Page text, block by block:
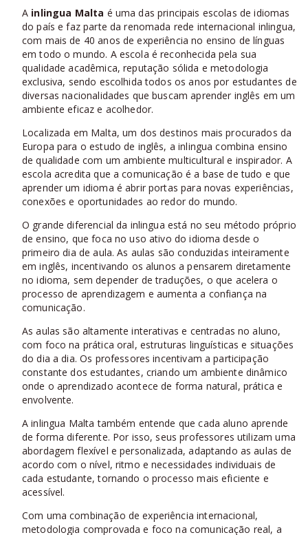
A inlingua Malta é uma das principais escolas de idiomas
do país e faz parte da renomada rede internacional inlingua,
com mais de 40 anos de experiência no ensino de línguas
em todo o mundo. A escola é reconhecida pela sua
qualidade acadêmica, reputação sólida e metodologia
exclusiva, sendo escolhida todos os anos por estudantes de
diversas nacionalidades que buscam aprender inglês em um
ambiente eficaz e acolhedor.
Localizada em Malta, um dos destinos mais procurados da
Europa para o estudo de inglês, a inlingua combina ensino
de qualidade com um ambiente multicultural e inspirador. A
escola acredita que a comunicação é a base de tudo e que
aprender um idioma é abrir portas para novas experiências,
conexões e oportunidades ao redor do mundo.
O grande diferencial da inlingua está no seu método próprio
de ensino, que foca no uso ativo do idioma desde o
primeiro dia de aula. As aulas são conduzidas inteiramente
em inglês, incentivando os alunos a pensarem diretamente
no idioma, sem depender de traduções, o que acelera o
processo de aprendizagem e aumenta a confiança na
comunicação.
As aulas são altamente interativas e centradas no aluno,
com foco na prática oral, estruturas linguísticas e situações
do dia a dia. Os professores incentivam a participação
constante dos estudantes, criando um ambiente dinâmico
onde o aprendizado acontece de forma natural, prática e
envolvente.
A inlingua Malta também entende que cada aluno aprende
de forma diferente. Por isso, seus professores utilizam uma
abordagem flexível e personalizada, adaptando as aulas de
acordo com o nível, ritmo e necessidades individuais de
cada estudante, tornando o processo mais eficiente e
acessível.
Com uma combinação de experiência internacional,
metodologia comprovada e foco na comunicação real, a